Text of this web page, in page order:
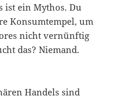
ist ein Mythos. Du
Konsumtempel, um
nicht vernünftig
das? Niemand.
Handels sind